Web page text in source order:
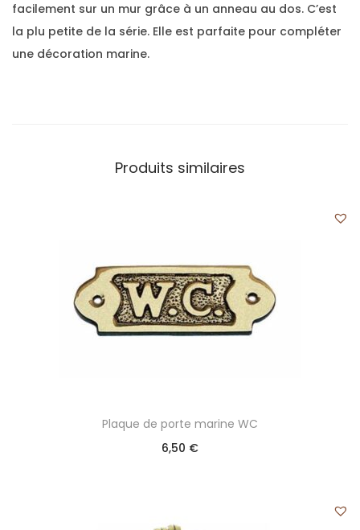
facilement sur un mur grâce à un anneau au dos. C’est
la plu petite de la série. Elle est parfaite pour compléter
une décoration marine.
Produits similaires
Plaque de porte marine WC
6,50 €